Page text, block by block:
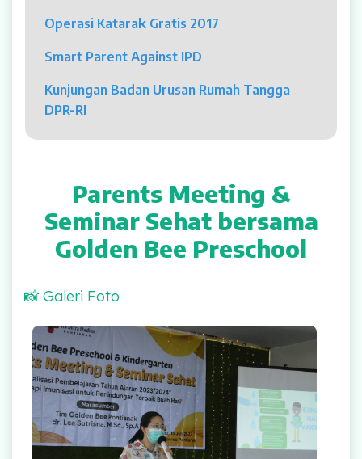
Pelayanan
Rawat Jalan
Rawat Inap
Kamar Operasi
Rehabilitasi Medik
Pelayanan 24 Jam
Radiologi
Farmasi
Ambulans
Operasi Katarak Gratis 2017
Smart Parent Against IPD
Kunjungan Badan Urusan Rumah Tangga
DPR-RI
Parents Meeting &
Seminar Sehat bersama
Golden Bee Preschool
📸 Galeri Foto